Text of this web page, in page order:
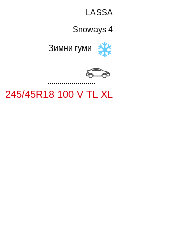
LASSA
Snoways 4
Зимни гуми
245/45R18 100 V TL XL